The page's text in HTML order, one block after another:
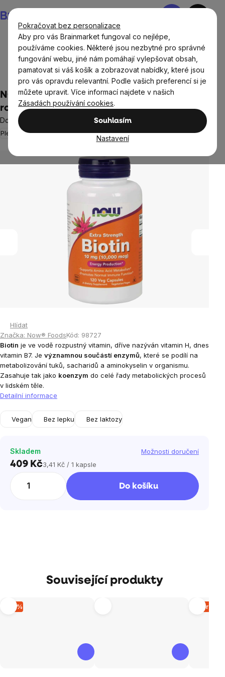
Pokračovat bez personalizace
Aby pro vás Brainmarket fungoval co nejlépe,
používáme cookies. Některé jsou nezbytné pro správné
fungování webu, jiné nám pomáhají vylepšovat obsah,
pamatovat si váš košík a zobrazovat nabídky, které jsou
pro vás opravdu relevantní. Podle vašich preferencí si je
můžete upravit. Více informací najdete v našich
Zásadách používání cookies.
Souhlasím
Nastavení
na
obsah
Nákupní
Doplňky stravy a výživa
Vitamíny a multivitamíny
Vitamín B
NOW Biotin, 10 mg Extra Strength, 120
rostlinných kapslí
Doplněk stravy
Pleť a vlasy
produktu
hvězdiček.
2 hodnocení
Hlídat
Značka: Now® FoodsKód: 98727
Biotin je ve vodě rozpustný vitamin, dříve nazýván vitamin H, dnes
vitamin B7. Je významnou součástí enzymů, které se podílí na
metabolizování tuků, sacharidů a aminokyselin v organismu.
Zasahuje tak jako koenzym do celé řady metabolických procesů
v lidském těle.
Detailní informace
Vegan Bez lepku Bez laktozy
Skladem Možnosti doručení
409 KčMěrná
3,41 Kč / 1 kapsle
Do košíku
Související produkty
–15 %